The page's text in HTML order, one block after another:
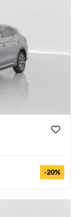
-20%